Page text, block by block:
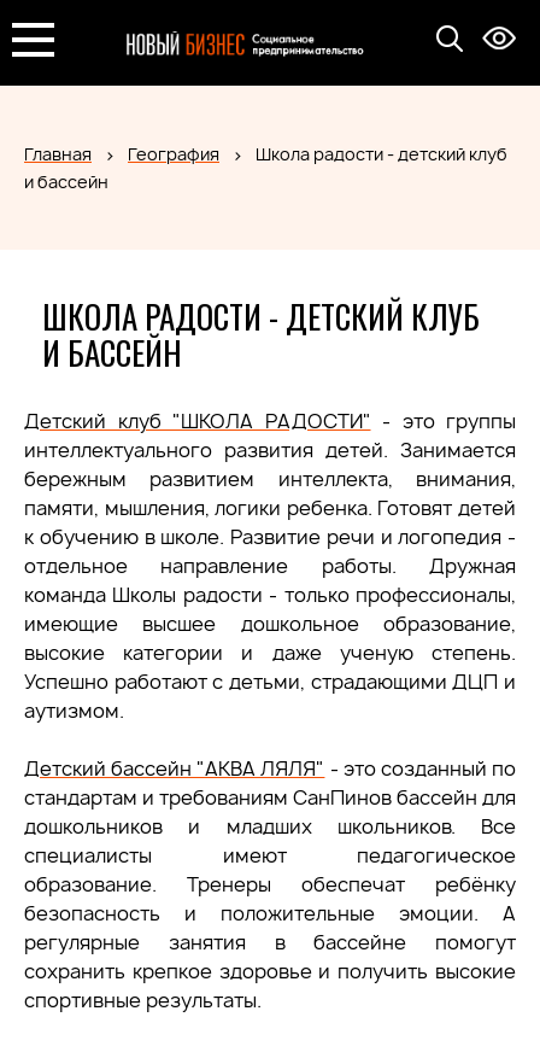
Главная География
Школа радости - детский клуб
и бассейн
ШКОЛА РАДОСТИ - ДЕТСКИЙ КЛУБ
И БАССЕЙН
Детский клуб "ШКОЛА РАДОСТИ" - это группы
интеллектуального развития детей. Занимается
бережным развитием интеллекта, внимания,
памяти, мышления, логики ребенка. Готовят детей
к обучению в школе. Развитие речи и логопедия -
отдельное направление работы. Дружная
команда Школы радости - только профессионалы,
имеющие высшее дошкольное образование,
высокие категории и даже ученую степень.
Успешно работают с детьми, страдающими ДЦП и
аутизмом.
Детский бассейн "АКВА ЛЯЛЯ" - это созданный по
стандартам и требованиям СанПинов бассейн для
дошкольников и младших школьников. Все
специалисты имеют педагогическое
образование. Тренеры обеспечат ребёнку
безопасность и положительные эмоции. А
регулярные занятия в бассейне помогут
сохранить крепкое здоровье и получить высокие
спортивные результаты.